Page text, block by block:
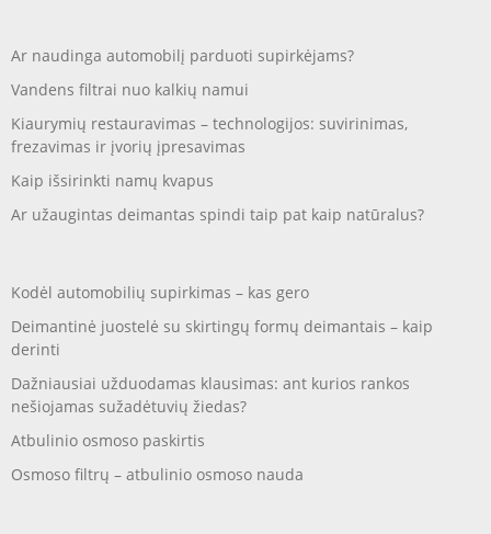
Ar naudinga automobilį parduoti supirkėjams?
Vandens filtrai nuo kalkių namui
Kiaurymių restauravimas – technologijos: suvirinimas,
frezavimas ir įvorių įpresavimas
Kaip išsirinkti namų kvapus
Ar užaugintas deimantas spindi taip pat kaip natūralus?
Kodėl automobilių supirkimas – kas gero
Deimantinė juostelė su skirtingų formų deimantais – kaip
derinti
Dažniausiai užduodamas klausimas: ant kurios rankos
nešiojamas sužadėtuvių žiedas?
Atbulinio osmoso paskirtis
Osmoso filtrų – atbulinio osmoso nauda